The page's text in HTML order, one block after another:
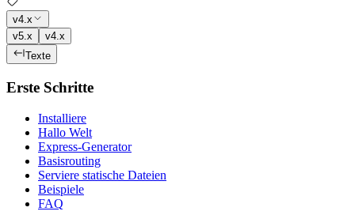
v4.x
v5.x
v4.x
Texte
Erste Schritte
Installiere
Hallo Welt
Express-Generator
Basisrouting
Serviere statische Dateien
Beispiele
FAQ